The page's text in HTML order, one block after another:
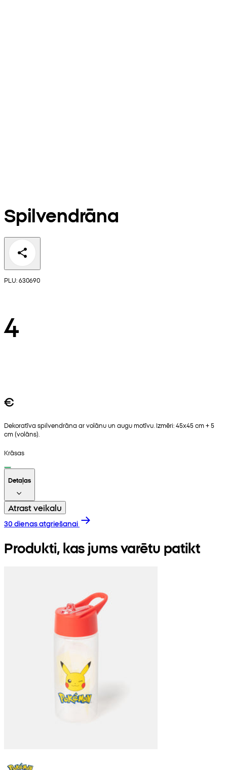
Spilvendrāna
PLU: 630690
4
€
Dekoratīva spilvendrāna ar volānu un augu motīvu. Izmēri: 45x45 cm + 5
cm (volāns).
Krāsas
Detaļas
Atrast veikalu
30 dienas atgriešanai
Produkti, kas jums varētu patikt